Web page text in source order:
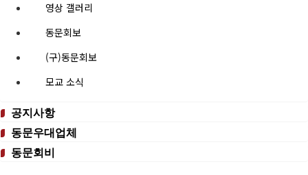
영상 갤러리
동문회보
(구)동문회보
모교 소식
공지사항
동문우대업체
동문회비